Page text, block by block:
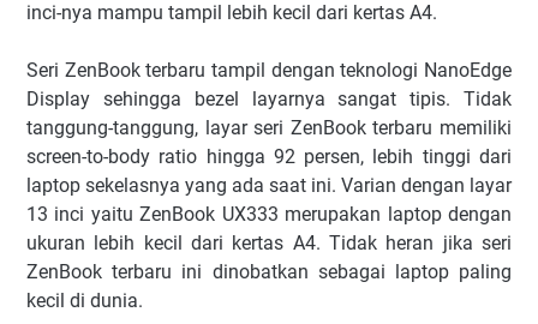
inci-nya mampu tampil lebih kecil dari kertas A4.
Seri ZenBook terbaru tampil dengan teknologi NanoEdge
Display sehingga bezel layarnya sangat tipis. Tidak
tanggung-tanggung, layar seri ZenBook terbaru memiliki
screen-to-body ratio hingga 92 persen, lebih tinggi dari
laptop sekelasnya yang ada saat ini. Varian dengan layar
13 inci yaitu ZenBook UX333 merupakan laptop dengan
ukuran lebih kecil dari kertas A4. Tidak heran jika seri
ZenBook terbaru ini dinobatkan sebagai laptop paling
kecil di dunia.